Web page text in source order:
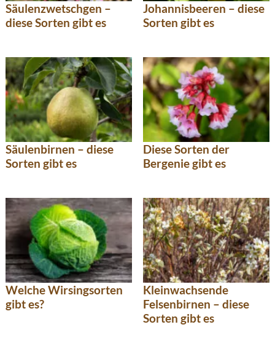
Säulenzwetschgen –
diese Sorten gibt es
Johannisbeeren – diese
Sorten gibt es
Säulenbirnen – diese
Sorten gibt es
Diese Sorten der
Bergenie gibt es
Welche Wirsingsorten
gibt es?
Kleinwachsende
Felsenbirnen – diese
Sorten gibt es